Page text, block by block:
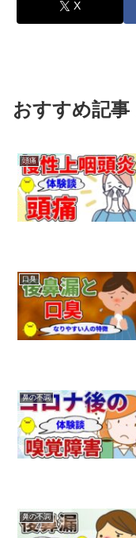
X
おすすめ記事
頭痛
口臭
鼻の不調
鼻の不調